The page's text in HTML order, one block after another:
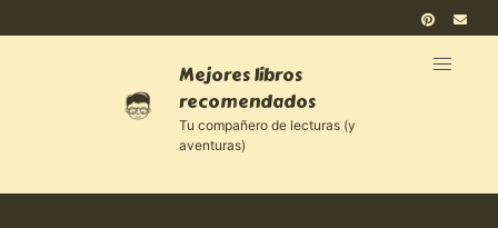
Mejores libros
recomendados
Tu compañero de lecturas (y
aventuras)